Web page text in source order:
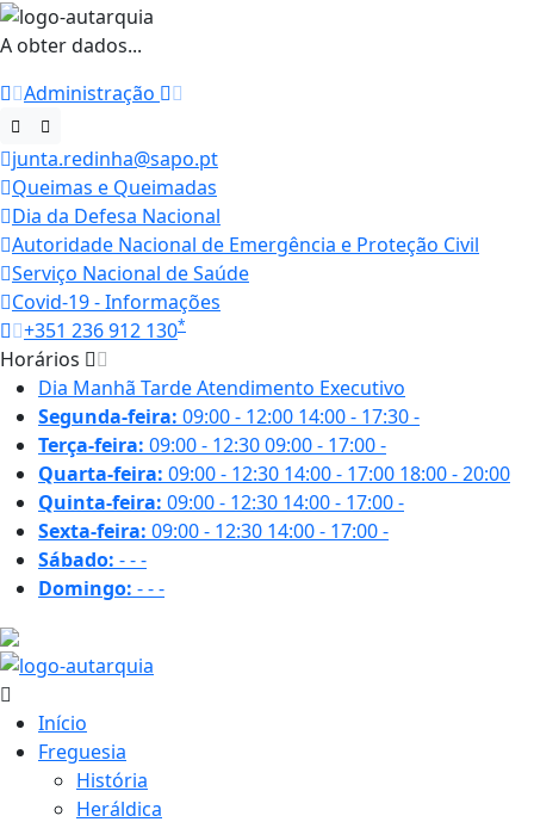
A obter dados...
Administração
junta.redinha@sapo.pt
Queimas e Queimadas
Dia da Defesa Nacional
Autoridade Nacional de Emergência e Proteção Civil
Serviço Nacional de Saúde
Covid-19 - Informações
+351 236 912 130*
Horários
Dia Manhã TardeAtendimento Executivo
Segunda-feira: 09:00 - 12:00 14:00 - 17:30-
Terça-feira: 09:00 - 12:3009:00 - 17:00-
Quarta-feira: 09:00 - 12:30 14:00 - 17:00 18:00 - 20:00
Quinta-feira: 09:00 - 12:30 14:00 - 17:00-
Sexta-feira: 09:00 - 12:30 14:00 - 17:00-
Sábado: ---
Domingo: ---
Início
Freguesia
História
Heráldica